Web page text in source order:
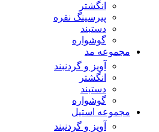
انگشتر
پیرسینگ نقره
دستبند
گوشواره
مجموعه مد
آویز و گردنبند
انگشتر
دستبند
گوشواره
مجموعه استیل
آویز و گردنبند